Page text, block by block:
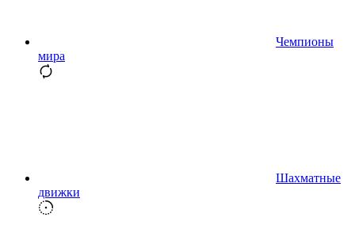
Чемпионы
мира
Шахматные
движки